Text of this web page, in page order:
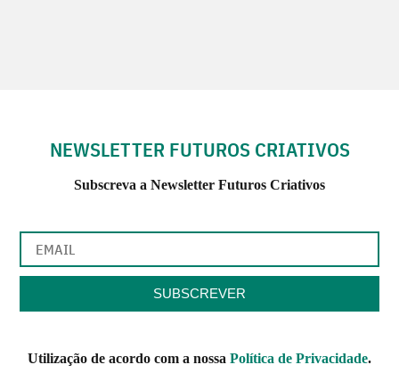
NEWSLETTER FUTUROS CRIATIVOS
Subscreva a Newsletter Futuros Criativos
Utilização de acordo com a nossa Política de Privacidade.